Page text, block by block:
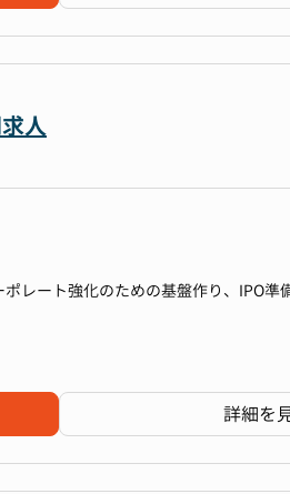
経営判断に直結するデータ活用を目
やすい業務を再設計し、誰が担当して
社内外へ「正しく・早く・納得感のあ
料の整備を継続的に改善。品質の高
を活かし、以下のミッションを推進い
ローバルで統一された会計基準の確
から実行までを担い、買収した会社の
人
レート強化のための基盤作り、IPO準
築
詳細を